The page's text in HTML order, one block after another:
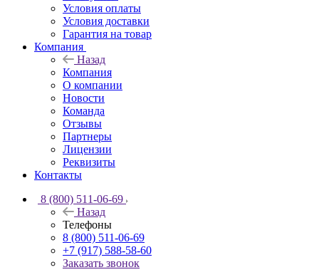
Условия оплаты
Условия доставки
Гарантия на товар
Компания
Назад
Компания
О компании
Новости
Команда
Отзывы
Партнеры
Лицензии
Реквизиты
Контакты
8 (800) 511-06-69
Назад
Телефоны
8 (800) 511-06-69
+7 (917) 588-58-60
Заказать звонок